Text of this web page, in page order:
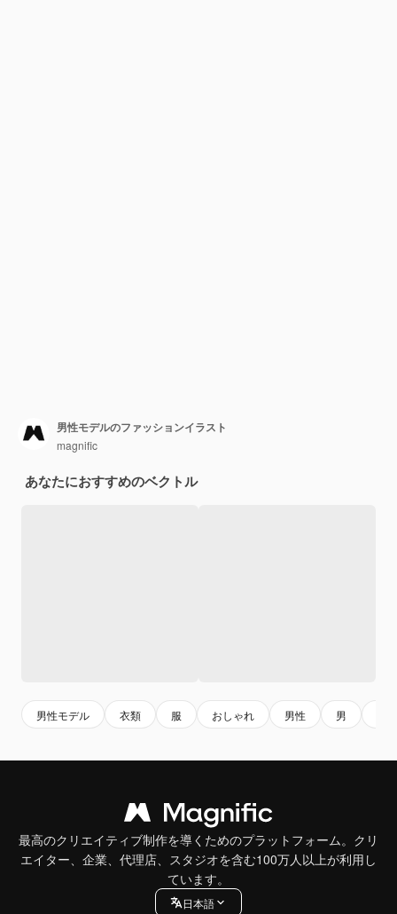
男性モデルのファッションイラスト
magnific
あなたにおすすめのベクトル
男性モデル 衣類 服 おしゃれ 男性 男
最高のクリエイティブ制作を導くためのプラットフォーム。クリ
エイター、企業、代理店、スタジオを含む100万人以上が利用し
ています。
日本語